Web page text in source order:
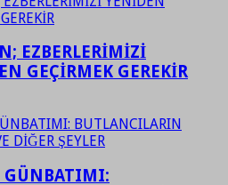
EZBERLERİMİZİ
GEÇİRMEK GEREKİR
GÜNBATIMI: